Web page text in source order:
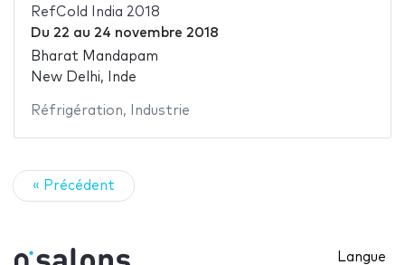
RefCold India 2018
Du 22 au 24 novembre 2018
Bharat Mandapam
New Delhi, Inde
Réfrigération, Industrie
« Précédent
Langue